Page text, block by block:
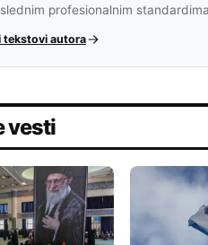
profesionalnim
tekstovi autora
vesti